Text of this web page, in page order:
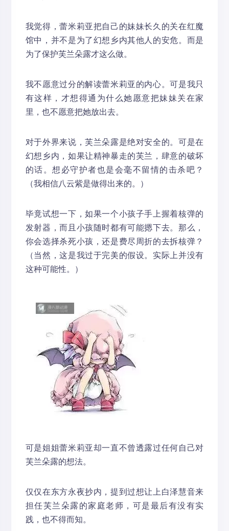
我觉得，蕾米莉亚把自己的妹妹长久的关在红魔
馆中，并不是为了幻想乡内其他人的安危。而是
为了保护芙兰朵露才这么做。
我不愿意过分的解读蕾米莉亚的内心。可是我只
有这样，才想得通为什么她愿意把妹妹关在家
里，也不愿意把她放出去。
对于外界来说，芙兰朵露是绝对安全的。可是在
幻想乡内，如果让精神暴走的芙兰，肆意的破坏
的话。想必守护者也是会毫不留情的击杀吧？
（我相信八云紫是做得出来的。）
毕竟试想一下，如果一个小孩子手上握着核弹的
发射器，而且小孩随时都有可能摁下去。那么，
你会选择杀死小孩，还是费尽周折的去拆核弹？
（当然，这是我过于完美的假设。实际上并没有
这种可能性。）
可是姐姐蕾米莉亚却一直不曾透露过任何自己对
芙兰朵露的想法。
仅仅在东方永夜抄内，提到过想让上白泽慧音来
担任芙兰朵露的家庭老师，可是最后有没有实
践，也不得而知。